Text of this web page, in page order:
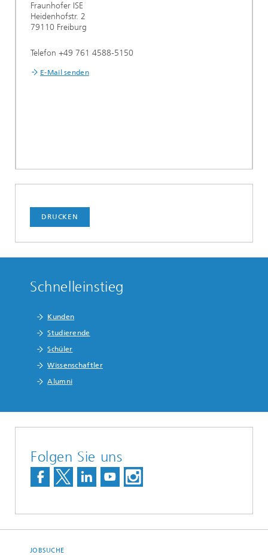
Fraunhofer ISE
Heidenhofstr. 2
79110 Freiburg
Telefon +49 761 4588-5150
E-Mail senden
DRUCKEN
Schnelleinstieg
Kunden
Studierende
Schüler
Wissenschaftler
Alumni
Folgen Sie uns
JOBSUCHE